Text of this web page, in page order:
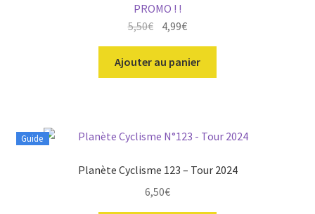
PROMO ! !
5,50€ Le
initial
était :
4,99€Le
actuel
est :
Ajouter au panier
Guide
Planète Cyclisme 123 – Tour 2024
6,50€